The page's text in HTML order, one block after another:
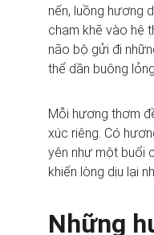
nến, luồng hương
chạm khẽ vào hệ
não bộ gửi đi
thể dần buông
Mỗi hương thơm
xúc riêng. Có
yên như một buổi
khiến lòng dịu lại
Những